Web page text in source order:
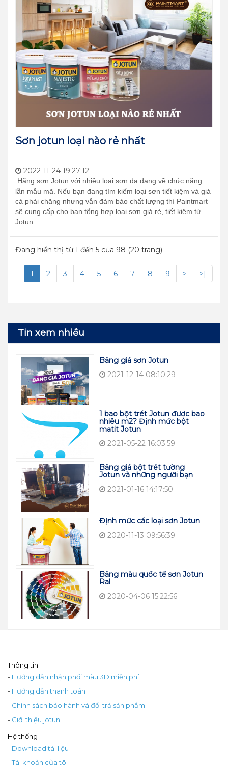
Sơn jotun loại nào rẻ nhất
2022-11-24 19:27:12
Hãng sơn Jotun với nhiều loại sơn đa dạng về chức năng
lẫn mẫu mã. Nếu bạn đang tìm kiếm loại sơn tiết kiệm và giá
cả phải chăng nhưng vẫn đảm bảo chất lượng thì Paintmart
sẽ cung cấp cho bạn tổng hợp loại sơn giá rẻ, tiết kiệm từ
Jotun.
Đang hiển thị từ 1 đến 5 của 98 (20 trang)
1 2 3 4 5 6 7 8 9 > >|
Tin xem nhiều
Bảng giá sơn Jotun
2021-12-14 08:10:29
1 bao bột trét Jotun được bao
nhiêu m2? Định mức bột
matit Jotun
2021-05-22 16:03:59
Bảng giá bột trét tường
Jotun và những người bạn
2021-01-16 14:17:50
Định mức các loại sơn Jotun
2020-11-13 09:56:39
Bảng màu quốc tế sơn Jotun
Ral
2020-04-06 15:22:56
Thông tin
- Hướng dẫn nhận phối màu 3D miễn phí
- Hướng dẫn thanh toán
- Chính sách bảo hành và đổi trả sản phẩm
- Giới thiệu jotun
Hệ thống
- Download tài liệu
-Tài khoản của tôi